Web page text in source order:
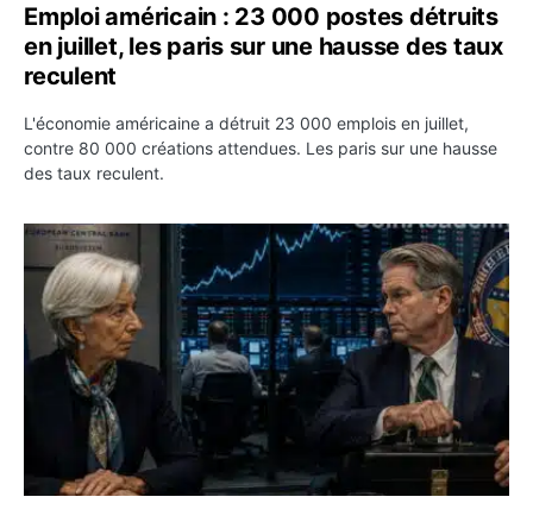
Emploi américain : 23 000 postes détruits
en juillet, les paris sur une hausse des taux
reculent
L'économie américaine a détruit 23 000 emplois en juillet,
contre 80 000 créations attendues. Les paris sur une hausse
des taux reculent.
Yen : Washington a vendu des euros sans prévenir la